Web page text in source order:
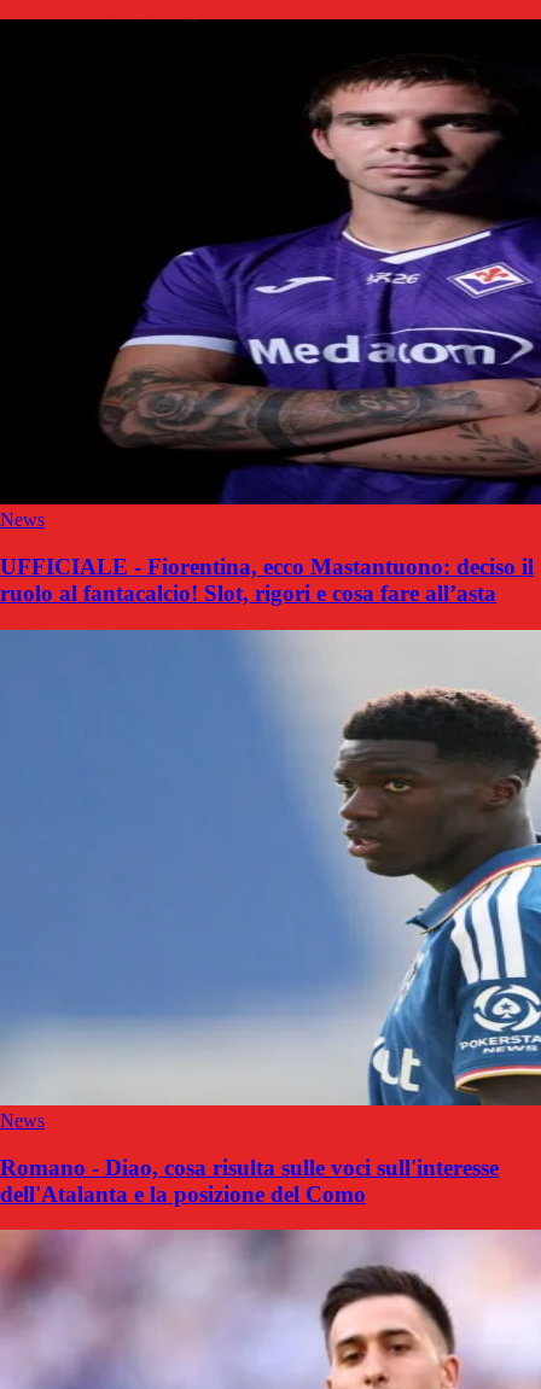
News
UFFICIALE - Fiorentina, ecco Mastantuono: deciso il
ruolo al fantacalcio! Slot, rigori e cosa fare all’asta
News
Romano - Diao, cosa risulta sulle voci sull'interesse
dell'Atalanta e la posizione del Como